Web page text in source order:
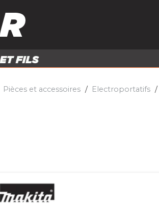
PIÈCES ET ACCESSOIRES
Pièces et accessoires Electroportatifs